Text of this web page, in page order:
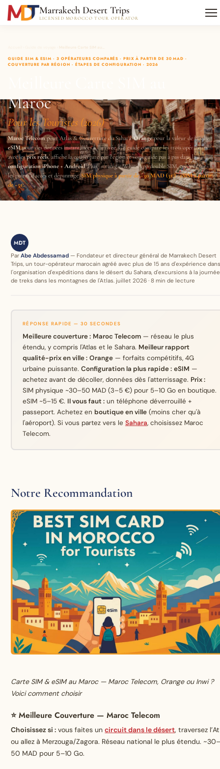
Marrakech Desert Trips
LICENSED MOROCCO TOUR OPERATOR
Meilleure Carte SIM au…
GUIDE SIM & ESIM · 3 OPÉRATEURS COMPARÉS · PRIX À PARTIR DE 30 MAD ·
COUVERTURE PAR RÉGION · ÉTAPES DE CONFIGURATION · 2026
Maroc
Pour les Touristes (2026)
Maroc Telecompour Atlas & Couverture du Sahara.Orangepour la valeur de la ville.
eSIMpour des données instantanées à l'arrivée. Ce guide compare les trois opérateurs
avec lesprix réels, affiche la couverture par région et vous guide pas à pas dans la
configuration iPhone + Android. Plus : stratégie WhatsApp double SIM, conseils sur
les points d'accès et dépannage.SIM physique à partir de ~30 MAD (3€) · eSIM à partir
de ~5€.
MDT
ParAbe Abdessamad — Fondateur et directeur général de Marrakech Desert
Trips, un tour-opérateur marocain agréé avec plus de 15 ans d'expérience
l'organisation d'expéditions dans le désert du Sahara, d'excursions à la
de treks dans les montagnes de l'Atlas. juillet 2026 · 8 min de lecture
RÉPONSE RAPIDE — 30 SECONDES
Meilleure couverture : Maroc Telecom— réseau le plus
étendu, y compris l'Atlas et le Sahara. Meilleur rapport
qualité-prix en ville : Orange— forfaits compétitifs, 4G
urbaine puissante. Configuration la plus rapide : eSIM —
achetez avant de décoller, données dès l'atterrissage. Prix :
SIM physique ~30–50 MAD (3–5 €) pour 5–10 Go en boutique.
eSIM ~5–15 €. Il vous faut :un téléphone déverrouillé +
passeport. Achetez en boutique en ville(moins cher qu'à
l'aéroport). Si vous partez vers le Sahara, choisissez Maroc
Telecom.
Notre Recommandation
Carte SIM & eSIM au Maroc — Maroc Telecom, Orange ou Inwi ?
Voici comment choisir
⭐ Meilleure Couverture — Maroc Telecom
Choisissez si : vous faites uncircuit dans le désert, traversez
ou allez à Merzouga/Zagora. Réseau national le plus étendu.
50 MAD pour 5–10 Go.